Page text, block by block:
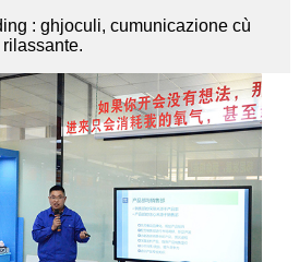
: ghjoculi, cumunicazione cù